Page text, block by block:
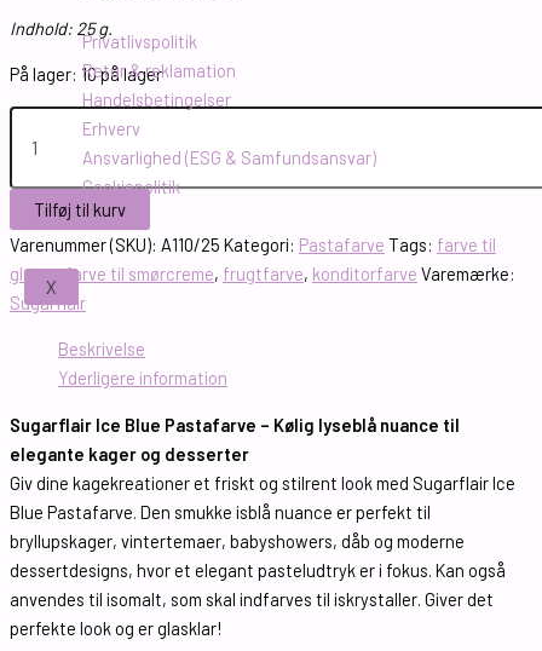
Privatlivspolitik
Retur & reklamation
Handelsbetingelser
Erhverv
Ansvarlighed (ESG & Samfundsansvar)
Cookiepolitik
X
Indhold: 25 g.
På lager: 10 på lager
Tilføj til kurv
Varenummer (SKU): A110/25 Kategori: Pastafarve Tags: farve til
glasur,farve til smørcreme, frugtfarve, konditorfarve Varemærke:
Sugarflair
Beskrivelse
Yderligere information
Sugarflair Ice Blue Pastafarve – Kølig lyseblå nuance til
elegante kager og desserter
Giv dine kagekreationer et friskt og stilrent look med SugarflairIce
Blue Pastafarve. Den smukke isblå nuance er perfekt til
bryllupskager, vintertemaer, babyshowers, dåb og moderne
dessertdesigns, hvor et elegant pasteludtryk er i fokus. Kan også
anvendes til isomalt, som skal indfarves til iskrystaller. Giver det
perfekte look og er glasklar!